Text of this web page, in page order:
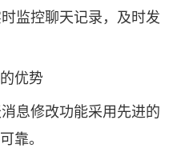
监控聊天记录，及时发
优势
息修改功能采用先进的
靠。